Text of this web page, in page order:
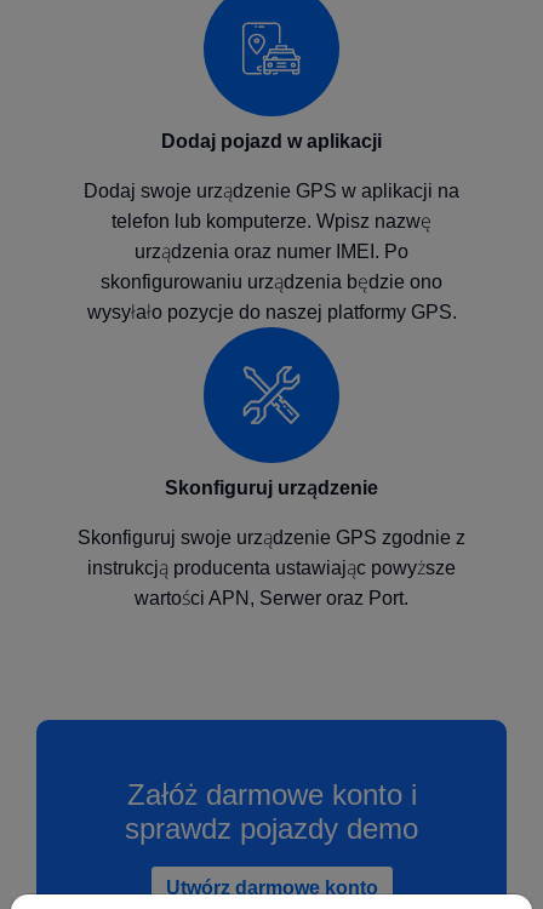
Dodaj pojazd w aplikacji
Dodaj swoje urządzenie GPS w aplikacji na
telefon lub komputerze. Wpisz nazwę
urządzenia oraz numer IMEI. Po
skonfigurowaniu urządzenia będzie ono
wysyłało pozycje do naszej platformy GPS.
Skonfiguruj urządzenie
Skonfiguruj swoje urządzenie GPS zgodnie z
instrukcją producenta ustawiając powyższe
wartości APN, Serwer oraz Port.
Załóż darmowe konto i
sprawdz pojazdy demo
Utwórz darmowe konto